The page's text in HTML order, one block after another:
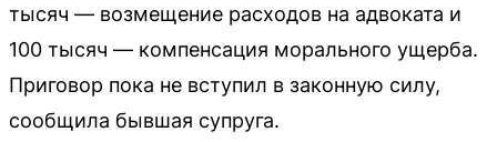
тысяч — возмещение расходов на адвоката и
100 тысяч — компенсация морального ущерба.
Приговор пока не вступил в законную силу,
сообщила бывшая супруга.